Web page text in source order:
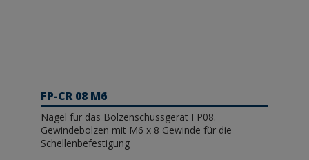
FP-CR 08 M6
Nägel für das Bolzenschussgerät FP08.
Gewindebolzen mit M6 x 8 Gewinde für die
Schellenbefestigung